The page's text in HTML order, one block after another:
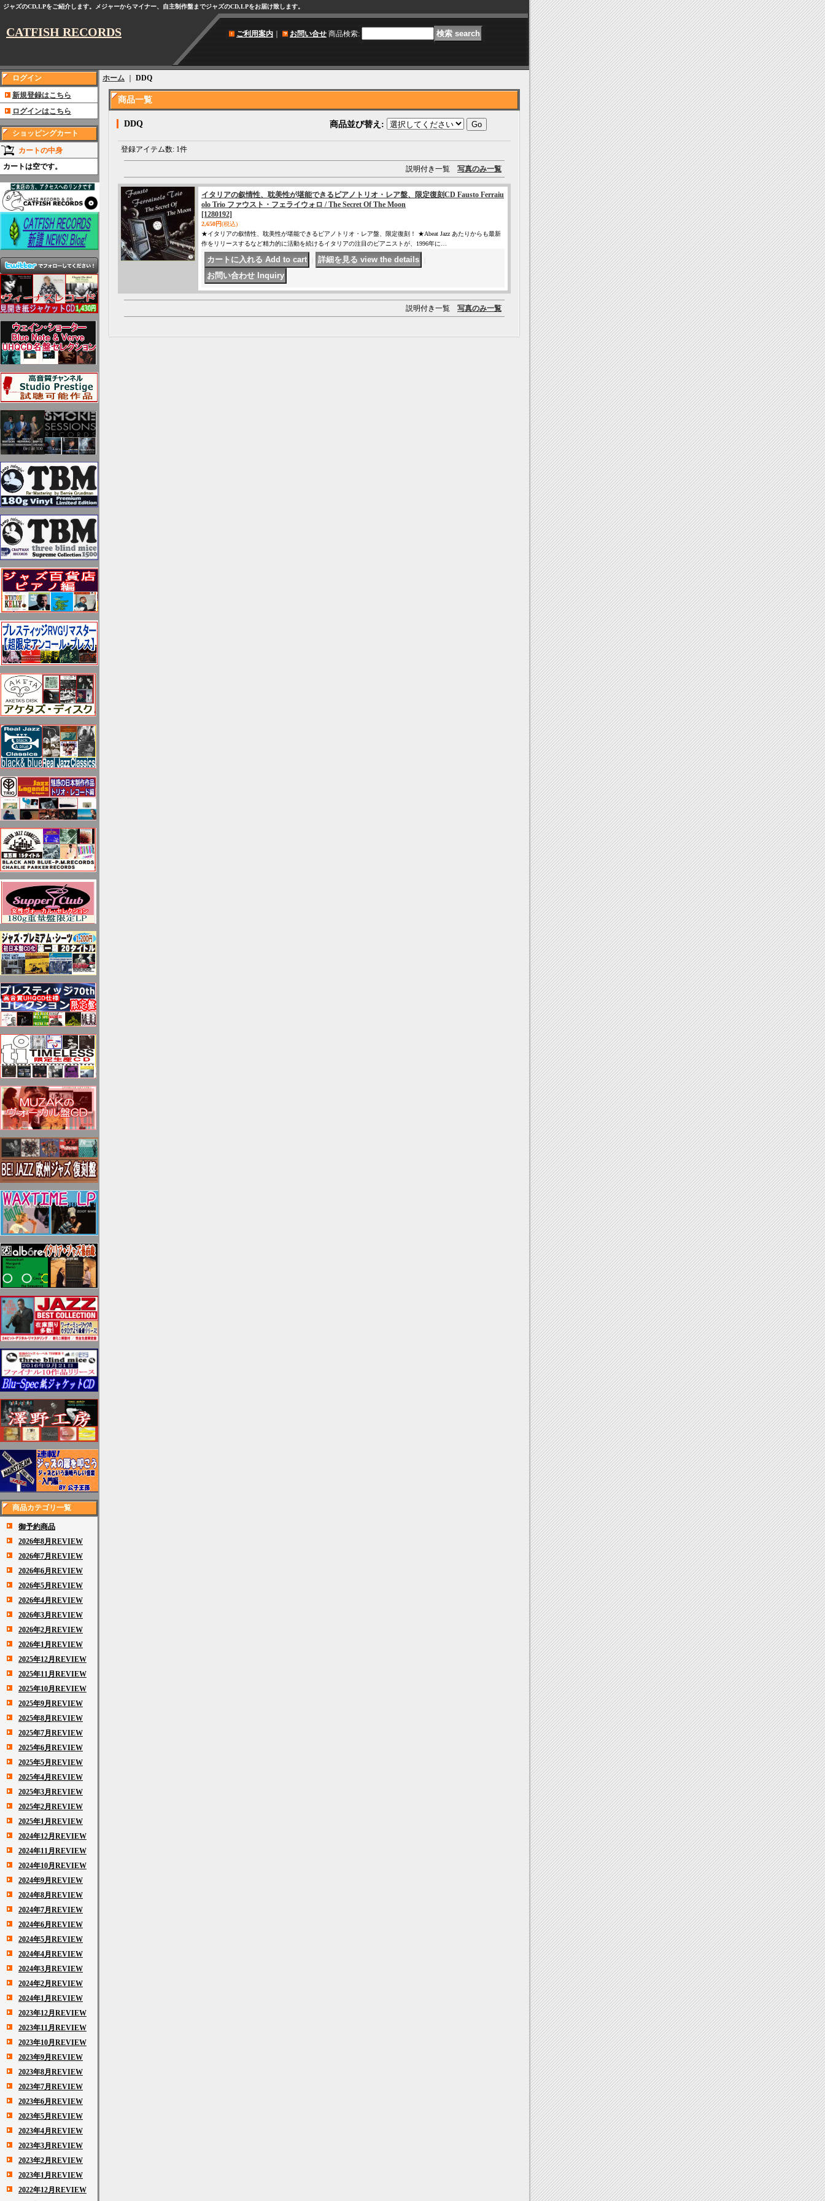
ジャズのCD,LPをご紹介します。メジャーからマイナー、自主制作盤までジャズのCD,LPをお届け致します。
CATFISH RECORDS ご利用案内｜ お問い合せ 商品検索:
ログイン
新規登録はこちら
ログインはこちら
ショッピングカート
カートの中身
カートは空です。
商品カテゴリ一覧
御予約商品
2026年8月REVIEW
2026年7月REVIEW
2026年6月REVIEW
2026年5月REVIEW
2026年4月REVIEW
2026年3月REVIEW
2026年2月REVIEW
2026年1月REVIEW
2025年12月REVIEW
2025年11月REVIEW
2025年10月REVIEW
2025年9月REVIEW
2025年8月REVIEW
2025年7月REVIEW
2025年6月REVIEW
2025年5月REVIEW
2025年4月REVIEW
2025年3月REVIEW
2025年2月REVIEW
2025年1月REVIEW
2024年12月REVIEW
2024年11月REVIEW
2024年10月REVIEW
2024年9月REVIEW
2024年8月REVIEW
2024年7月REVIEW
2024年6月REVIEW
2024年5月REVIEW
2024年4月REVIEW
2024年3月REVIEW
2024年2月REVIEW
2024年1月REVIEW
2023年12月REVIEW
2023年11月REVIEW
2023年10月REVIEW
2023年9月REVIEW
2023年8月REVIEW
2023年7月REVIEW
2023年6月REVIEW
2023年5月REVIEW
2023年4月REVIEW
2023年3月REVIEW
2023年2月REVIEW
2023年1月REVIEW
2022年12月REVIEW
ホーム DDQ
商品一覧
DDQ 商品並び替え :
登録アイテム数: 1件
説明付き一覧 写真のみ一覧
イタリアの叙情性、耽美性が堪能できるピアノトリオ・レア盤、限定復刻CD Fausto Ferraiu
olo Trio ファウスト・フェライウォロ / The Secret Of The Moon
[1280192]
2,650円(税込)
★イタリアの叙情性、耽美性が堪能できるピアノトリオ・レア盤、限定復刻！ ★Abeat Jazz あたりからも最新
作をリリースするなど精力的に活動を続けるイタリアの注目のピアニストが、1996年に…
説明付き一覧 写真のみ一覧